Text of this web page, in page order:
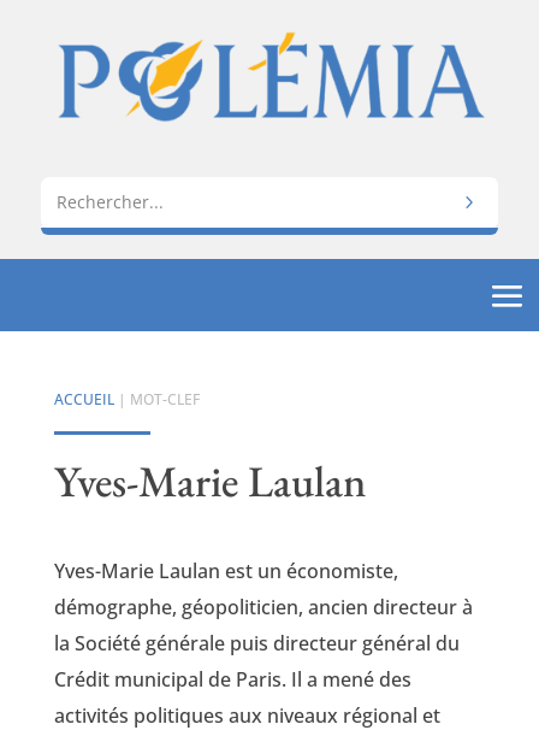
ACCUEIL| MOT-CLEF
Yves-Marie Laulan
Yves-Marie Laulan est un économiste,
démographe, géopoliticien, ancien directeur à
la Société générale puis directeur général du
Crédit municipal de Paris. Il a mené des
activités politiques aux niveaux régional et